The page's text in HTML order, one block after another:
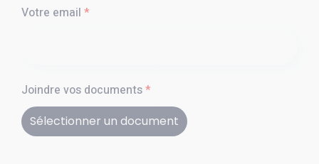
Votre email *
Joindre vos documents*
Sélectionner un document